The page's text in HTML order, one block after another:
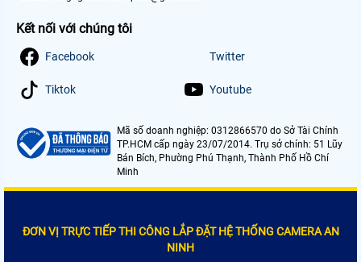
Kết nối với chúng tôi
Facebook Twitter
Tiktok Youtube
Mã số doanh nghiệp: 0312866570 do Sở Tài Chính
TP.HCM cấp ngày 23/07/2014. Trụ sở chính: 51 Lũy
Bán Bích, Phường Phú Thạnh, Thành Phố Hồ Chí
Minh
ĐƠN VỊ TRỰC TIẾP THI CÔNG LẮP ĐẶT HỆ THỐNG CAMERA AN
NINH